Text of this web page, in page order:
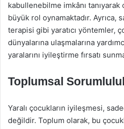
kabullenebilme imkânı
büyük rol oynamaktadır. Ayrıca,
terapisi gibi yaratıcı yöntemler,
dünyalarına ulaşmalarına
yaralarını iyileştirme fırsatı
Toplumsal
Yaralı çocukların iyileşmesi,
değildir. Toplum olarak, bu